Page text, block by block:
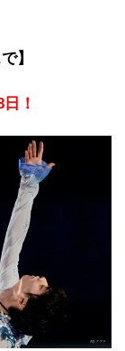
】
！